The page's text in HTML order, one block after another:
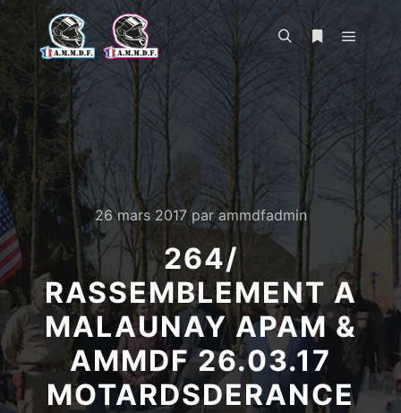
RechercherPlus d’infos
26 mars 2017parammdfadmin
264/
RASSEMBLEMENT A
MALAUNAY APAM &
AMMDF 26.03.17
MOTARDSDERANCE